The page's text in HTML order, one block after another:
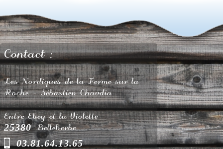
Contact :
Les Nordiques de la Ferme sur la
Roche - Sébastien Chavdia
Entre Ebey et la Violette
25380 Belleherbe
03.81.64.13.65